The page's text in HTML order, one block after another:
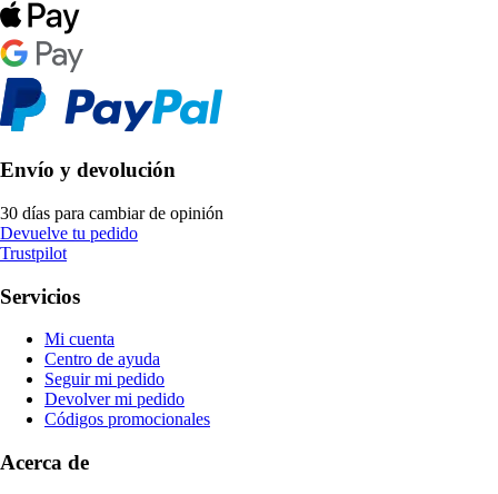
Envío y devolución
30 días para cambiar de opinión
Devuelve tu pedido
Trustpilot
Servicios
Mi cuenta
Centro de ayuda
Seguir mi pedido
Devolver mi pedido
Códigos promocionales
Acerca de